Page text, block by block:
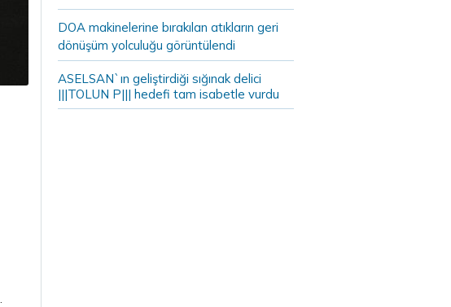
DOA makinelerine bırakılan atıkların geri
dönüşüm yolculuğu görüntülendi
ASELSAN`ın geliştirdiği sığınak delici
|||TOLUN P||| hedefi tam isabetle vurdu